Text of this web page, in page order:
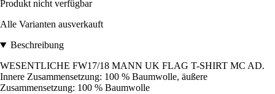
Produkt nicht verfügbar
Alle Varianten ausverkauft
Beschreibung
WESENTLICHE FW17/18 MANN UK FLAG T-SHIRT MC AD.
Innere Zusammensetzung: 100 % Baumwolle, äußere
Zusammensetzung: 100 % Baumwolle